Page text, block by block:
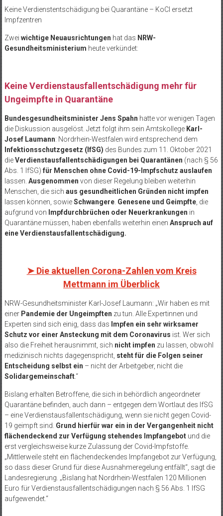
Keine Verdienstentschädigung bei Quarantäne – KoCI ersetzt
Impfzentren
Zwei wichtige Neuausrichtungen hat das NRW-
Gesundheitsministerium heute verkündet:
Keine Verdienstausfallentschädigung mehr für
Ungeimpfte in Quarantäne
Bundesgesundheitsminister Jens Spahn hatte vor wenigen Tagen
die Diskussion ausgelöst. Jetzt folgt ihm sein Amtskollege Karl-
Josef Laumann: Nordrhein-Westfalen wird entsprechend dem
Infektionsschutzgesetz (IfSG) des Bundes zum 11. Oktober 2021
dieVerdienstausfallentschädigungen bei Quarantänen (nach § 56
Abs. 1 IfSG) für Menschen ohne Covid-19-Impfschutz auslaufen
lassen. Ausgenommen von dieser Regelung bleiben weiterhin
Menschen, die sich aus gesundheitlichen Gründen nicht impfen
lassen können, sowieSchwangere. Genesene und Geimpfte, die
aufgrund von Impfdurchbrüchen oder Neuerkrankungen in
Quarantäne müssen, haben ebenfalls weiterhin einen Anspruch auf
eine Verdienstausfallentschädigung.
➤ Die aktuellen Corona-Zahlen vom Kreis
Mettmann im Überblick
NRW-Gesundheitsminister Karl-Josef Laumann: „Wir haben es mit
einer Pandemie der Ungeimpften zu tun. Alle Expertinnen und
Experten sind sich einig, dass das Impfen ein sehr wirksamer
Schutz vor einer Ansteckung mit dem Coronavirus ist. Wer sich
also die Freiheit herausnimmt, sich nicht impfen zu lassen, obwohl
medizinisch nichts dagegenspricht, steht für die Folgen seiner
Entscheidung selbst ein – nicht der Arbeitgeber, nicht die
Solidargemeinschaft.“
Bislang erhalten Betroffene, die sich in behördlich angeordneter
Quarantäne befinden, auch dann – entgegen dem Wortlaut des IfSG
– eine Verdienstausfallentschädigung, wenn sie nicht gegen Covid-
19 geimpft sind. Grund hierfür war ein in der Vergangenheit nicht
flächendeckend zur Verfügung stehendes Impfangebotund die
erst vergleichsweise kurze Zulassung der Covid-Impfstoffe.
„Mittlerweile steht ein flächendeckendes Impfangebot zur Verfügung,
so dass dieser Grund für diese Ausnahmeregelung entfällt“, sagt die
Landesregierung. „Bislang hat Nordrhein-Westfalen 120 Millionen
Euro für Verdienstausfallentschädigungen nach § 56 Abs. 1 IfSG
aufgewendet.“